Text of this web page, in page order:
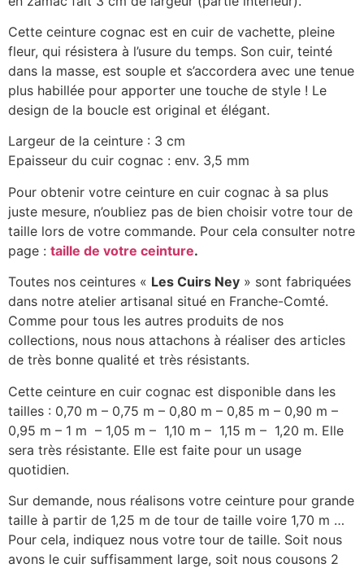
Cette ceinture cognac est en cuir de vachette, pleine
fleur, qui résistera à l’usure du temps. Son cuir, teinté
dans la masse, est souple et s’accordera avec une tenue
plus habillée pour apporter une touche de style ! Le
design de la boucle est original et élégant.
Largeur de la ceinture : 3 cm
Epaisseur du cuir cognac : env. 3,5 mm
Pour obtenir votre ceinture en cuir cognac à sa plus
juste mesure, n’oubliez pas de bien choisir votre tour de
taille lors de votre commande. Pour cela consulter notre
page : taille de votre ceinture.
Toutes nos ceintures « Les Cuirs Ney » sont fabriquées
dans notre atelier artisanal situé en Franche-Comté.
Comme pour tous les autres produits de nos
collections, nous nous attachons à réaliser des articles
de très bonne qualité et très résistants.
Cette ceinture en cuir cognac est disponible dans les
tailles : 0,70 m – 0,75 m – 0,80 m – 0,85 m – 0,90 m –
0,95 m – 1 m – 1,05 m – 1,10 m – 1,15 m – 1,20 m. Elle
sera très résistante. Elle est faite pour un usage
quotidien.
Sur demande, nous réalisons votre ceinture pour grande
taille à partir de 1,25 m de tour de taille voire 1,70 m …
Pour cela, indiquez nous votre tour de taille. Soit nous
avons le cuir suffisamment large, soit nous cousons 2